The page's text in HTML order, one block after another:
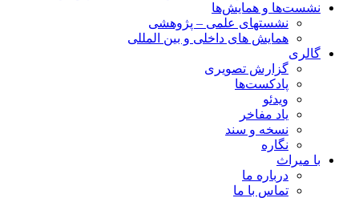
نشست‌ها و همایش‌ها
نشستهای علمی – پژوهشی
همایش های داخلی و بین المللی
گالری
گزارش تصویری
پادکست‌ها
ویدئو
یاد مفاخر
نسخه و سند
نگاره
با میراث
درباره ما
تماس با ما